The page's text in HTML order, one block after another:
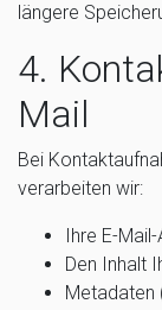
längere
4.
Mail
Bei
verarbeiten wir:
Ihre E-
Den Inhalt
Metadaten